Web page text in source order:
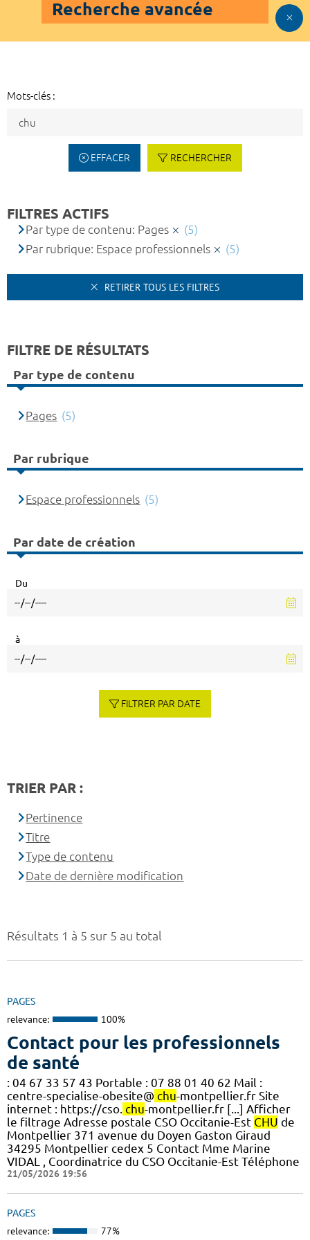
Recherche avancée
Mots-clés :
EFFACER RECHERCHER
Résultats 1 à 5 sur 5 au total
PAGES
relevance: 100%
Contact pour les professionnels
de santé
: 04 67 33 57 43 Portable : 07 88 01 40 62 Mail :
centre-specialise-obesite@ chu-montpellier.fr Site
internet : https://cso. chu-montpellier.fr [...] Afficher
le filtrage Adresse postale CSO Occitanie-Est CHU de
Montpellier 371 avenue du Doyen Gaston Giraud
34295 Montpellier cedex 5 Contact Mme Marine
VIDAL , Coordinatrice du CSO Occitanie-Est Téléphone
21/05/2026 19:56
PAGES
relevance: 77%
FILTRES ACTIFS
Par type de contenu: Pages
(5)
Par rubrique: Espace professionnels
(5)
RETIRER TOUS LES FILTRES
FILTRE DE RÉSULTATS
Par type de contenu
Pages (5)
Par rubrique
Espace professionnels (5)
Par date de création
Du
à
FILTRER PAR DATE
TRIER PAR :
Pertinence
Titre
Type de contenu
Date de dernière modification